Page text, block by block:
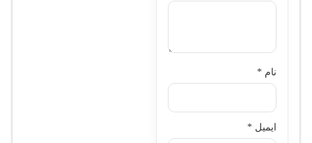
نام *
ایمیل *